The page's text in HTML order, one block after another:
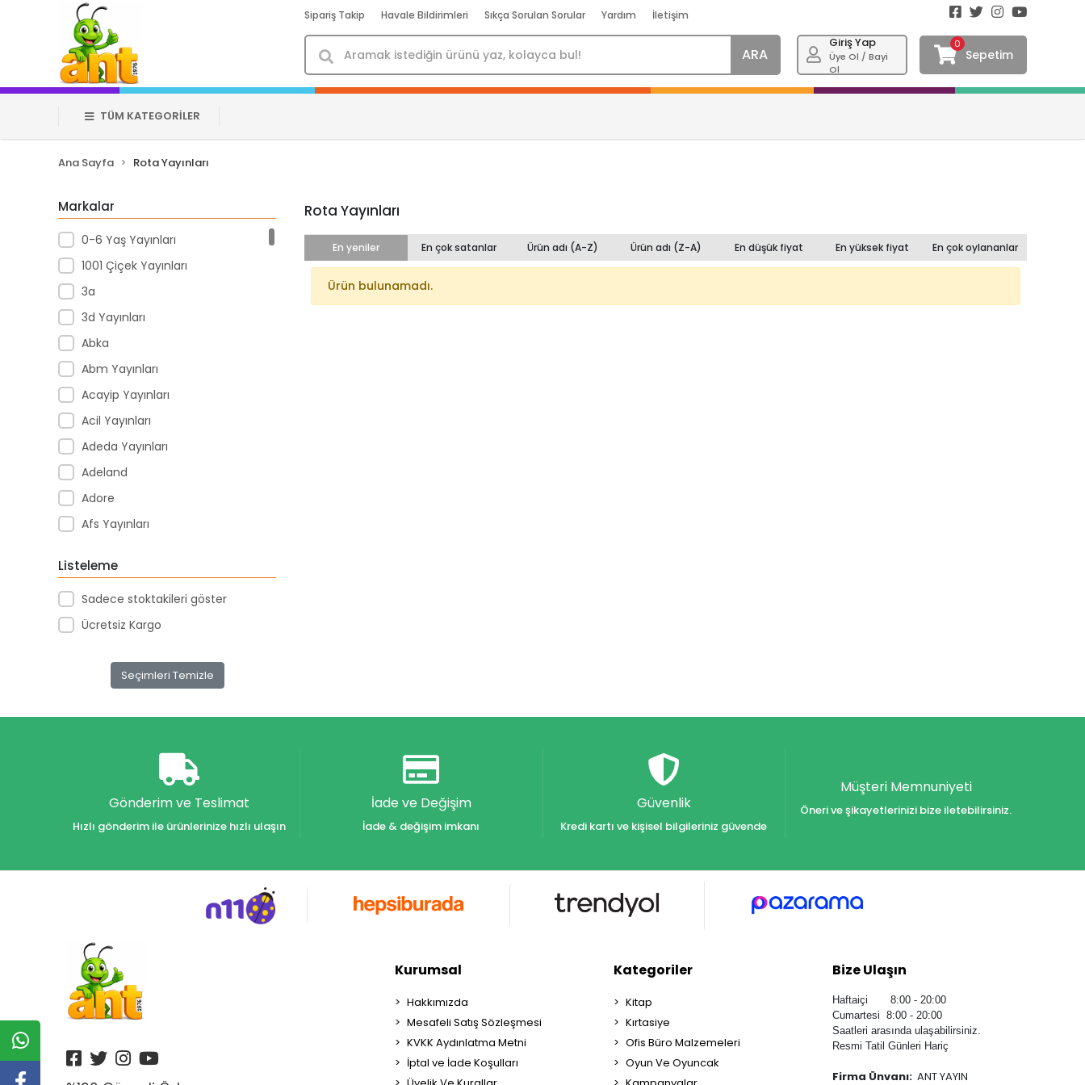
Sipariş Takip Havale Bildirimleri Sıkça Sorulan Sorular Yardım İletişim
ARA
Giriş Yap
Üye Ol / Bayi
Ol
0
Sepetim
TÜM KATEGORİLER
Ana Sayfa Rota Yayınları
Markalar
0-6 Yaş Yayınları
1001 Çiçek Yayınları
3a
3d Yayınları
Abka
Abm Yayınları
Acayip Yayınları
Acil Yayınları
Adeda Yayınları
Adeland
Adore
Afs Yayınları
Agt
Aıhao
Akademi Denizi Yayınları
Akçağ Yayınları
Alfa Yayınları
Alfabe Yayınları
Altın Karma Yayınları
Altın Kitaplar Yayınevi
Altın Kitaplar Yayınları
Altınyıldız
Listeleme
Sadece stoktakileri göster
Ücretsiz Kargo
Seçimleri Temizle
Rota Yayınları
En yeniler En çok satanlar Ürün adı (A-Z) Ürün adı (Z-A) En düşük fiyat En yüksek fiyat En çok oylananlar
Ürün bulunamadı.
Gönderim ve Teslimat
Hızlı gönderim ile ürünlerinize hızlı ulaşın
İade ve Değişim
İade & değişim imkanı
Güvenlik
Kredi kartı ve kişisel bilgileriniz güvende
Müşteri Memnuniyeti
Öneri ve şikayetlerinizi bize iletebilirsiniz.
Kurumsal
Hakkımızda
Mesafeli Satış Sözleşmesi
KVKK Aydınlatma Metni
İptal ve İade Koşulları
Kategoriler
Kitap
Kırtasiye
Ofis Büro Malzemeleri
Oyun Ve Oyuncak
Bize Ulaşın
Haftaiçi 8:00 - 20:00
Cumartesi 8:00 - 20:00
Saatleri arasında ulaşabilirsiniz.
Resmi Tatil Günleri Hariç
Firma Ünvanı: ANT YAYIN